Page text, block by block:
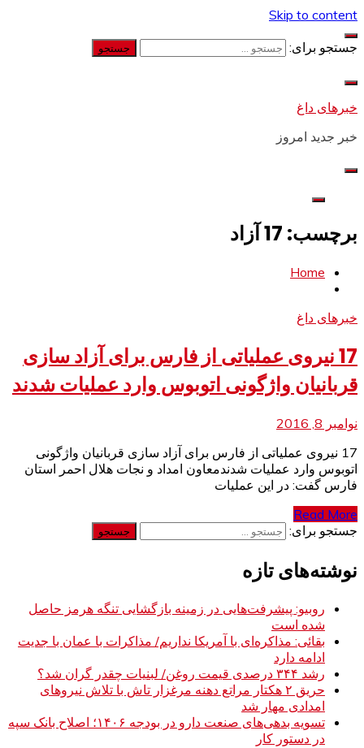
Skip to content
جستجو برای:
خبرهای داغ
خبر جدید امروز
برچسب: 17 آزاد
Home
خبرهای داغ
17 نیروی عملیاتی از فارس برای آزاد سازی
قربانیان واژگونی اتوبوس وارد عملیات شدند
نوامبر 8, 2016
17 نیروی عملیاتی از فارس برای آزاد سازی قربانیان واژگونی
اتوبوس وارد عملیات شدندمعاون امداد و نجات هلال احمر استان
فارس گفت: در این عملیات
Read More
جستجو برای:
نوشته‌های تازه
روبیو: پیشرفت‌هایی در زمینه بازگشایی تنگه هرمز حاصل
شده است
بقائی: مذاکره‌ای با آمریکا نداریم/ مذاکرات با عمان با جدیت
ادامه دارد
رشد ۳۴۴ درصدی قیمت روغن/ لبنیات چقدر گران شد؟
حریق ۲ هکتار مراتع دهنه مرغزار تاش با تلاش نیروهای
امدادی مهار شد
تسویه بدهی‌های صنعت دارو در بودجه ۱۴۰۶؛ اصلاح بانک سپه
در دستور کار